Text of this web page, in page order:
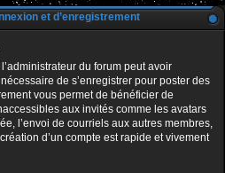
et d’enregistrement
du forum peut avoir
de s’enregistrer pour poster des
vous permet de bénéficier de
aux invités comme les avatars
l’envoi de courriels aux autres membres,
d’un compte est rapide et vivement